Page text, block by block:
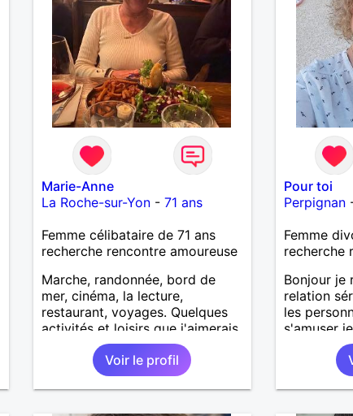
Marie-Anne
La Roche-sur-Yon- 71 ans
Femme célibataire de 71 ans
recherche rencontre amoureuse
Marche, randonnée, bord de
mer, cinéma, la lecture,
restaurant, voyages. Quelques
activités et loisirs que j'aimerais
partager ainsi que les vôtres.
Recevoir mes enfants, mes
petits-enfants et mes amis.
Bénévolat auprès des enfants à
Voir le profil
Pour toi
Perpignan
Femme
recherche
Bonjour je
relation
les
s'amuser